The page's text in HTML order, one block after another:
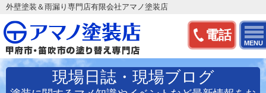
電話
MENU
外壁塗装＆雨漏り専門店有限会社アマノ塗装店
現場日誌・現場ブログ